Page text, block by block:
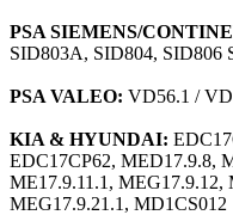
PSA SIEMENS/
SID803A, SID804, SID806
PSA VALEO: VD56.1 /
KIA & HYUNDAI:
EDC17CP62, MED17.9.8,
ME17.9.11.1, MEG17.9.12,
MEG17.9.21.1, MD1CS012